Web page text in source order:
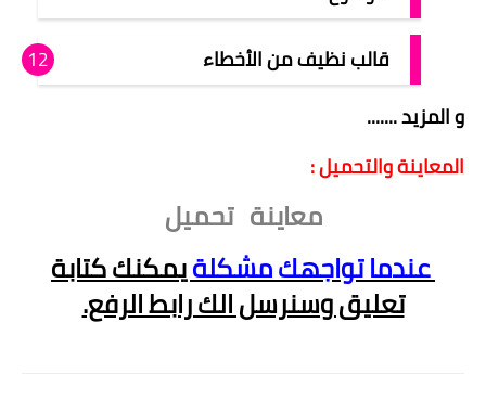
قالب نظيف من الأخطاء
و المزيد .......
المعاينة والتحميل :
معاينة تحميل
عندما تواجهك مشكلةيمكنك كتابة
تعليق وسنرسل الك رابط الرفع.